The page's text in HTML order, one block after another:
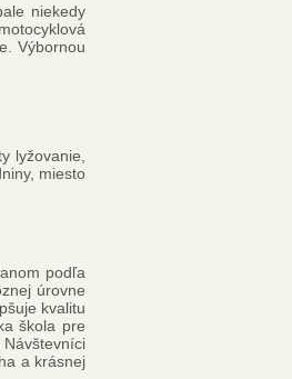
niekedy
Výbornou
lyžovanie,
miesto
podľa
úrovne
kvalitu
škola pre
a krásnej